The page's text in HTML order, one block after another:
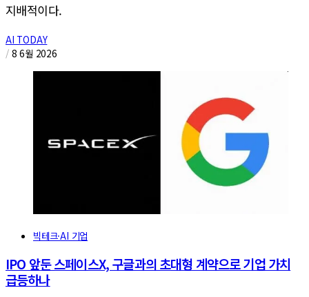
지배적이다.
AI TODAY
/ 8 6월 2026
빅테크·AI 기업
IPO 앞둔 스페이스X, 구글과의 초대형 계약으로 기업 가치
급등하나